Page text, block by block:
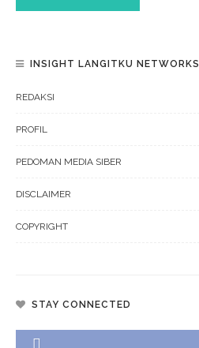
INSIGHT LANGITKU NETWORKS
REDAKSI
PROFIL
PEDOMAN MEDIA SIBER
DISCLAIMER
COPYRIGHT
STAY CONNECTED